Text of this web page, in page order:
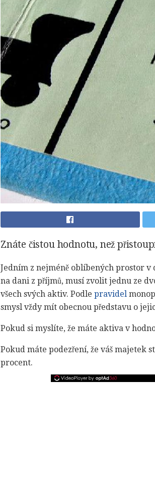
Znáte čistou hodnotu, než
Jedním z nejméně oblíbených prostor
na dani z příjmů, musí zvolit jednu ze
všech svých aktiv. Podle pravidel
smysl vždy mít obecnou představu o
Pokud si myslíte, že máte aktiva v
Pokud máte podezření, že váš majetek
procent.